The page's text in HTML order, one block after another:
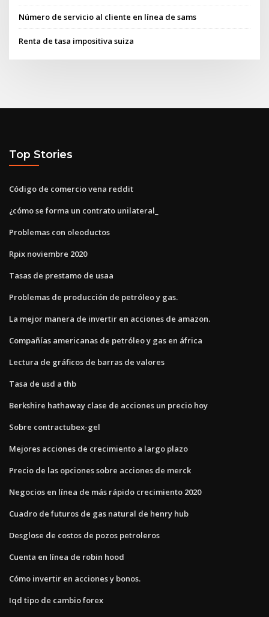
Número de servicio al cliente en línea de sams
Renta de tasa impositiva suiza
Top Stories
Código de comercio vena reddit
¿cómo se forma un contrato unilateral_
Problemas con oleoductos
Rpix noviembre 2020
Tasas de prestamo de usaa
Problemas de producción de petróleo y gas.
La mejor manera de invertir en acciones de amazon.
Compañías americanas de petróleo y gas en áfrica
Lectura de gráficos de barras de valores
Tasa de usd a thb
Berkshire hathaway clase de acciones un precio hoy
Sobre contractubex-gel
Mejores acciones de crecimiento a largo plazo
Precio de las opciones sobre acciones de merck
Negocios en línea de más rápido crecimiento 2020
Cuadro de futuros de gas natural de henry hub
Desglose de costos de pozos petroleros
Cuenta en línea de robin hood
Cómo invertir en acciones y bonos.
Iqd tipo de cambio forex